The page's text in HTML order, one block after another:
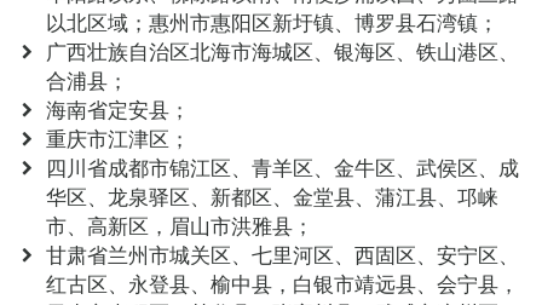
以北区域；惠州市惠阳区新圩镇、博罗县石湾镇；
广西壮族自治区北海市海城区、银海区、铁山港区、
合浦县；
海南省定安县；
重庆市江津区；
四川省成都市锦江区、青羊区、金牛区、武侯区、成
华区、龙泉驿区、新都区、金堂县、蒲江县、邛崃
市、高新区，眉山市洪雅县；
甘肃省兰州市城关区、七里河区、西固区、安宁区、
红古区、永登县、榆中县，白银市靖远县、会宁县，